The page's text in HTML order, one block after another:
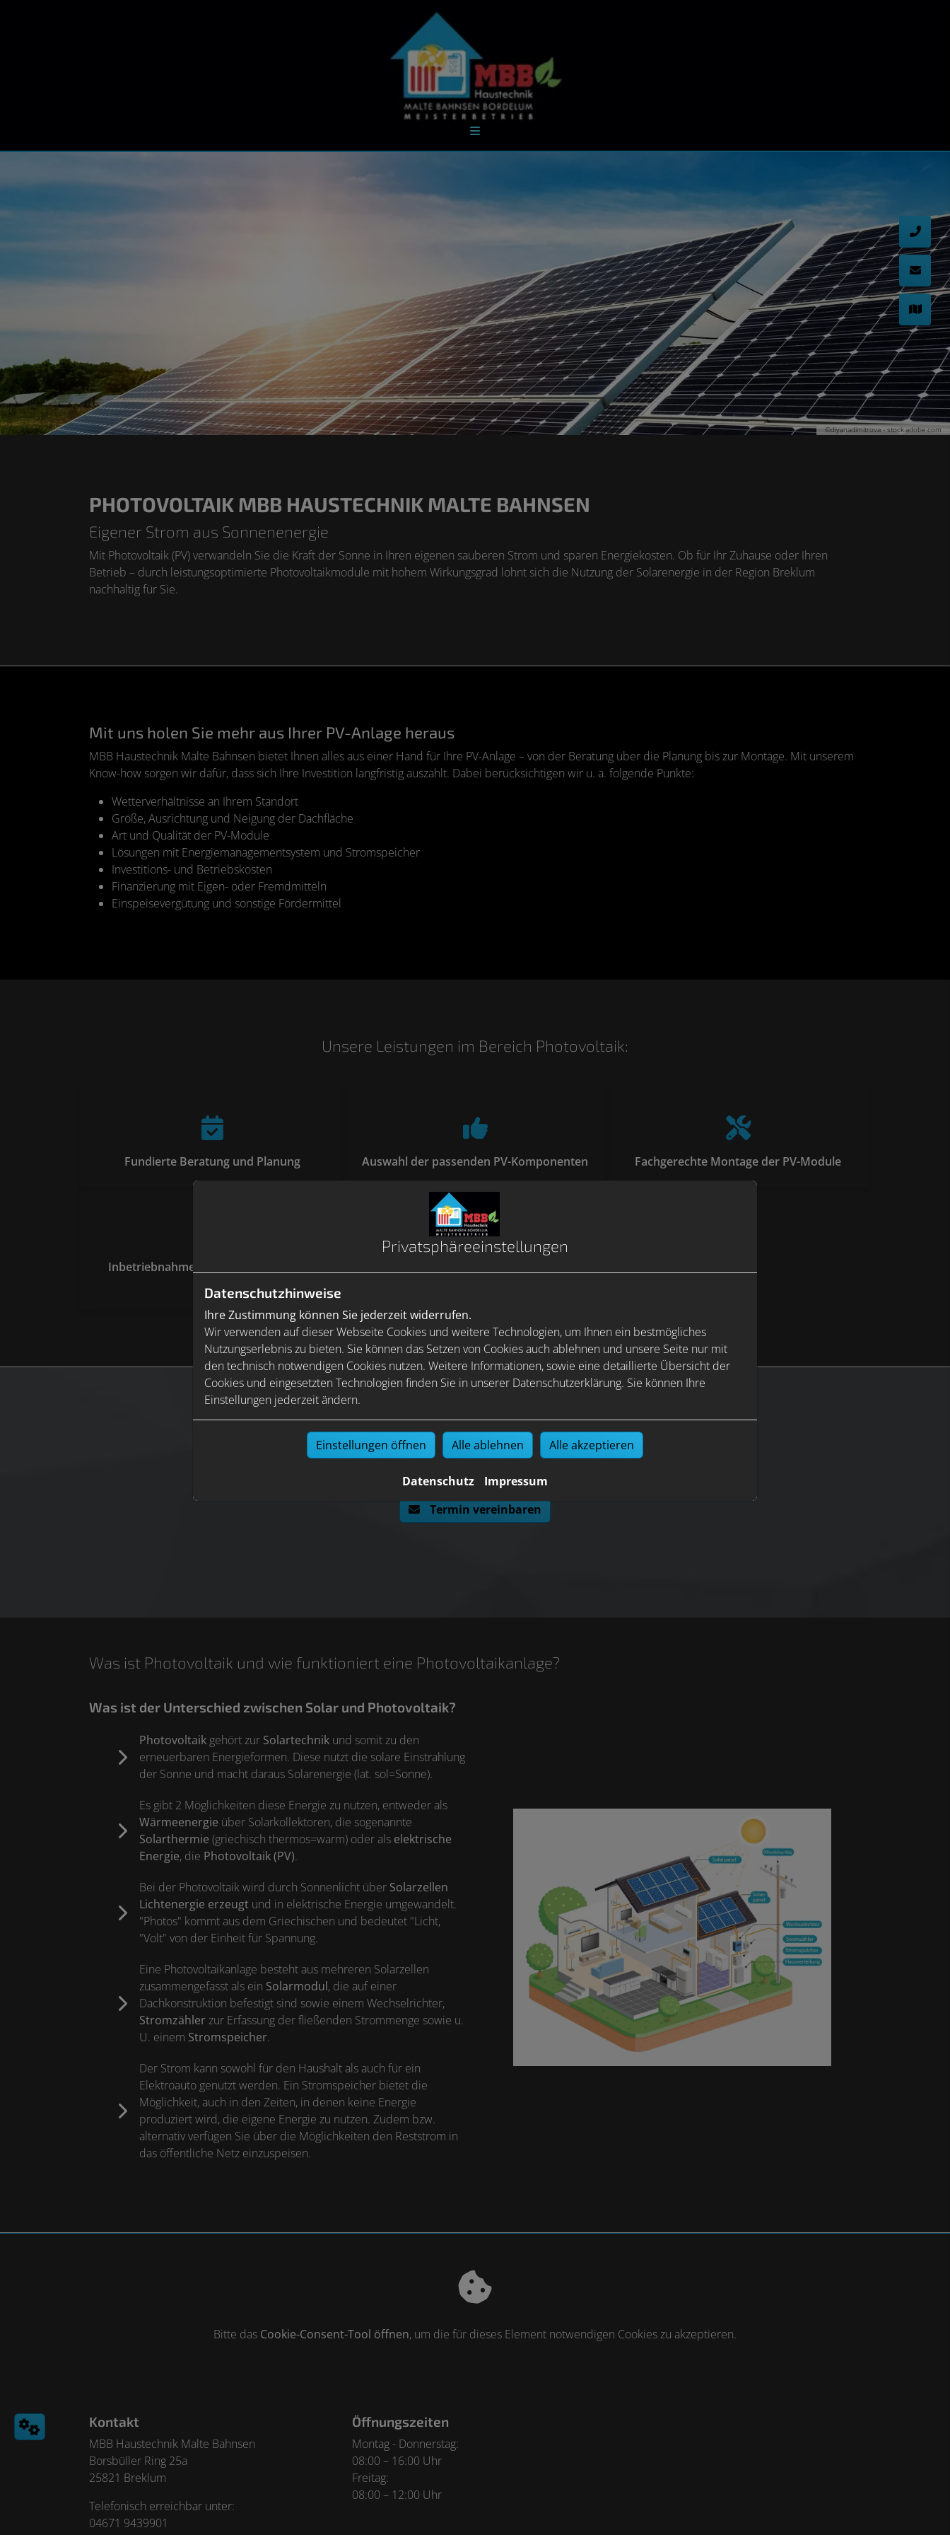
©diyanadimitrova - stock.adobe.com
PHOTOVOLTAIK MBB HAUSTECHNIK MALTE BAHNSEN
Eigener Strom aus Sonnenenergie
Mit Photovoltaik (PV) verwandeln Sie die Kraft der Sonne in Ihren eigenen sauberen Strom und sparen Energiekosten. Ob für Ihr Zuhause oder Ihren
Betrieb – durch leistungsoptimierte Photovoltaikmodule mit hohem Wirkungsgrad lohnt sich die Nutzung der Solarenergie in der Region Breklum
nachhaltig für Sie.
Mit uns holen Sie mehr aus Ihrer PV-Anlage heraus
MBB Haustechnik Malte Bahnsen bietet Ihnen alles aus einer Hand für Ihre PV-Anlage – von der Beratung über die Planung bis zur Montage. Mit unserem
Know-how sorgen wir dafür, dass sich Ihre Investition langfristig auszahlt. Dabei berücksichtigen wir u. a. folgende Punkte:
Wetterverhältnisse an Ihrem Standort
Größe, Ausrichtung und Neigung der Dachfläche
Art und Qualität der PV-Module
Lösungen mit Energiemanagementsystem und Stromspeicher
Investitions- und Betriebskosten
Finanzierung mit Eigen- oder Fremdmitteln
Einspeisevergütung und sonstige Fördermittel
Unsere Leistungen im Bereich Photovoltaik:
Fundierte Beratung und Planung Auswahl der passenden PV-Komponenten Fachgerechte Montage der PV-Module
Inbetriebnahme und Abnahme der PV-
Jetzt ganz einfach und bequem online Termine anfragen!
Termin vereinbaren
Was ist Photovoltaik und wie funktioniert eine Photovoltaikanlage?
Was ist der Unterschied zwischen Solar und Photovoltaik?
Photovoltaikgehört zur Solartechnik und somit zu den
erneuerbaren Energieformen. Diese nutzt die solare Einstrahlung
der Sonne und macht daraus Solarenergie (lat. sol=Sonne).
Es gibt 2 Möglichkeiten diese Energie zu nutzen, entweder als
Wärmeenergie über Solarkollektoren, die sogenannte
Solarthermie (griechisch thermos=warm) oder als elektrische
Energie, die Photovoltaik (PV).
Bei der Photovoltaik wird durch Sonnenlicht über Solarzellen
Lichtenergie erzeugt und in elektrische Energie umgewandelt.
"Photos" kommt aus dem Griechischen und bedeutet "Licht,
"Volt" von der Einheit für Spannung.
Eine Photovoltaikanlage besteht aus mehreren Solarzellen
zusammengefasst als ein Solarmodul, die auf einer
Dachkonstruktion befestigt sind sowie einem Wechselrichter,
Stromzähler zur Erfassung der fließenden Strommenge sowie u.
U. einem Stromspeicher.
Der Strom kann sowohl für den Haushalt als auch für ein
Elektroauto genutzt werden. Ein Stromspeicher bietet die
Möglichkeit, auch in den Zeiten, in denen keine Energie
produziert wird, die eigene Energie zu nutzen. Zudem bzw.
alternativ verfügen Sie über die Möglichkeiten den Reststrom in
das öffentliche Netz einzuspeisen.
Bitte das Cookie-Consent-Tool öffnen, um die für dieses Element notwendigen Cookies zu akzeptieren.
Footer - Kontaktdaten und Öffnungszeiten
Kontakt
MBB Haustechnik Malte Bahnsen
Borsbüller Ring 25a
25821 Breklum
Telefonisch erreichbar unter:
04671 9439901
Öffnungszeiten
Montag - Donnerstag:
08:00 – 16:00 Uhr
Freitag:
08:00 – 12:00 Uhr
Privatsphäre­einstellungen
Datenschutzhinweise
Ihre Zustimmung können Sie jederzeit widerrufen.
Wir verwenden auf dieser Webseite Cookies und weitere Technologien, um Ihnen ein bestmögliches
Nutzungserlebnis zu bieten. Sie können das Setzen von Cookies auch ablehnen und unsere Seite nur mit
den technisch notwendigen Cookies nutzen. Weitere Informationen, sowie eine detaillierte Übersicht der
Cookies und eingesetzten Technologien finden Sie in unserer Datenschutzerklärung. Sie können Ihre
Einstellungen jederzeit ändern.
Einstellungen öffnen Alle ablehnen Alle akzeptieren
Datenschutz Impressum